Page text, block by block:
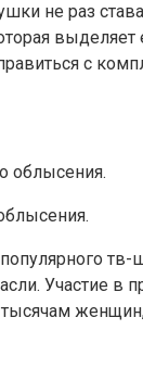
не раз
с
Участие в
женщин,